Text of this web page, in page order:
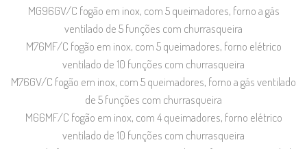
MG96GV/C fogão em inox, com 5 queimadores, forno a gás
ventilado de 5 funções com churrasqueira
M76MF/C fogão em inox, com 5 queimadores, forno elétrico
ventilado de 10 funções com churrasqueira
M76GV/C fogão em inox, com 5 queimadores, forno a gás ventilado
de 5 funções com churrasqueira
M66MF/C fogão em inox, com 4 queimadores, forno elétrico
ventilado de 10 funções com churrasqueira